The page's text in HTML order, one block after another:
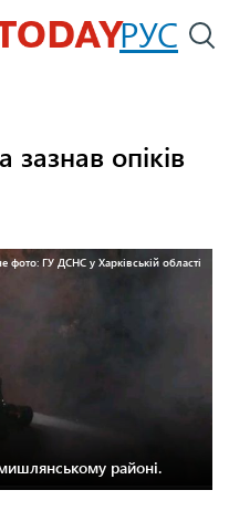
РУС
опіків
фото: ГУ ДСНС у Харківській області
районі.